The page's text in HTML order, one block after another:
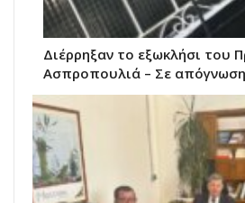
Διέρρηξαν το εξωκλήσι του
Ασπροπουλιά – Σε απόγνωση